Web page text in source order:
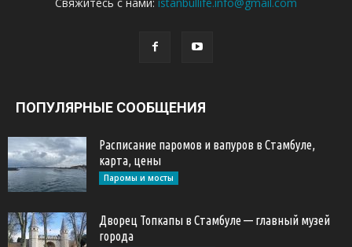
Свяжитесь с нами: istanbullife.info@gmail.com
ПОПУЛЯРНЫЕ СООБЩЕНИЯ
Расписание паромов и вапуров в Стамбуле,
карта, цены
Паромы и мосты
Дворец Топкапы в Стамбуле — главный музей
города